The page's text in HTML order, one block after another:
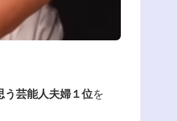
う芸能人夫婦１位を